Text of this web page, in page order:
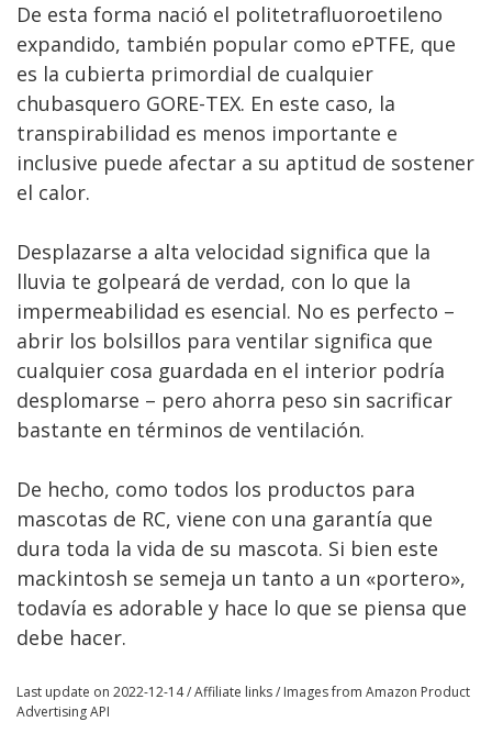
De esta forma nació el politetrafluoroetileno
expandido, también popular como ePTFE, que
es la cubierta primordial de cualquier
chubasquero GORE-TEX. En este caso, la
transpirabilidad es menos importante e
inclusive puede afectar a su aptitud de sostener
el calor.
Desplazarse a alta velocidad significa que la
lluvia te golpeará de verdad, con lo que la
impermeabilidad es esencial. No es perfecto –
abrir los bolsillos para ventilar significa que
cualquier cosa guardada en el interior podría
desplomarse – pero ahorra peso sin sacrificar
bastante en términos de ventilación.
De hecho, como todos los productos para
mascotas de RC, viene con una garantía que
dura toda la vida de su mascota. Si bien este
mackintosh se semeja un tanto a un «portero»,
todavía es adorable y hace lo que se piensa que
debe hacer.
Last update on 2022-12-14 / Affiliate links / Images from Amazon Product
Advertising API